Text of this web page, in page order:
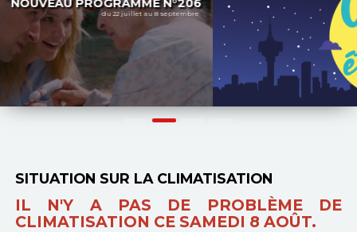
Précédent
SITUATION SUR LA CLIMATISATION
IL N'Y A PAS DE PROBLÈME DE
CLIMATISATION CE SAMEDI 8 AOÛT.